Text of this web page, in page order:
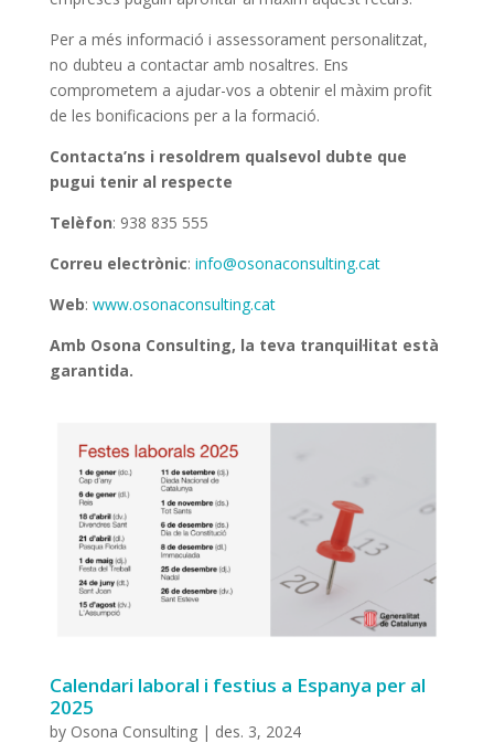
Per a més informació i assessorament personalitzat,
no dubteu a contactar amb nosaltres. Ens
comprometem a ajudar-vos a obtenir el màxim profit
de les bonificacions per a la formació.
Contacta’ns i resoldrem qualsevol dubte que
pugui tenir al respecte
Telèfon: 938 835 555
Correu electrònic: info@osonaconsulting.cat
Web: www.osonaconsulting.cat
Amb Osona Consulting, la teva tranquil·litat està
garantida.
Calendari laboral i festius a Espanya per al
2025
by Osona Consulting| des. 3, 2024